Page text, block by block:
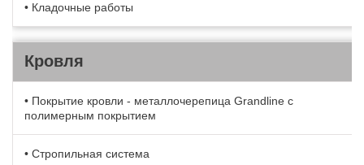
• Кладочные работы
Кровля
• Покрытие кровли - металлочерепица Grandline с
полимерным покрытием
• Стропильная система